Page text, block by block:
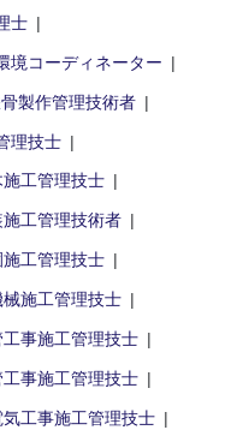
士
境コーディネーター
製作管理技術者
理技士
工管理技士
工管理技術者
工管理技士
施工管理技士
事施工管理技士
事施工管理技士
工事施工管理技士